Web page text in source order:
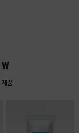
제품